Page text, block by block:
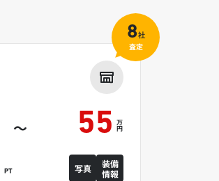
～ 55 万
円
PT 写真
装備
情報
8社
査定